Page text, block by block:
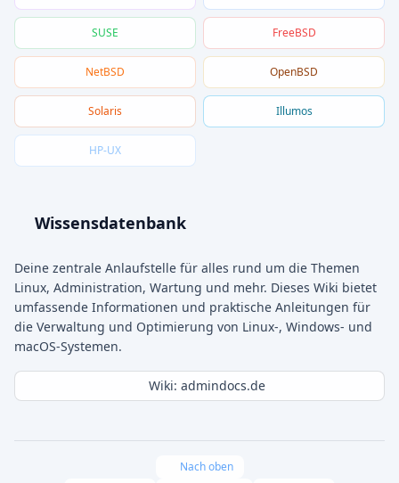
SUSE FreeBSD
NetBSD OpenBSD
Solaris Illumos
HP-UX
Wissensdatenbank
Deine zentrale Anlaufstelle für alles rund um die Themen
Linux, Administration, Wartung und mehr. Dieses Wiki bietet
umfassende Informationen und praktische Anleitungen für
die Verwaltung und Optimierung von Linux-, Windows- und
macOS-Systemen.
Wiki: admindocs.de
Nach oben